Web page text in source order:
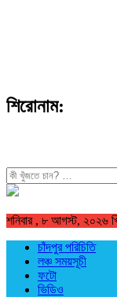
শিরোনাম:
শনিবার , ৮ আগস্ট, ২০২৬
চাঁদপুর পরিচিতি
লঞ্চ সময়সূচী
ফটো
ভিডিও